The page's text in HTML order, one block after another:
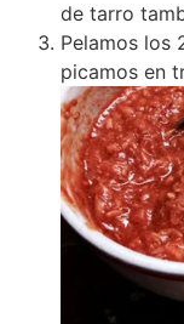
de tarro
Pelamos los
picamos en